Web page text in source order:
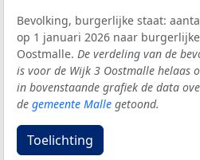
Bevolking, burgerlijke staat:
op 1 januari 2026 naar
Oostmalle. De verdeling van de
is voor de Wijk 3 Oostmalle helaas
in bovenstaande grafiek de data
de gemeente Malle getoond.
Toelichting